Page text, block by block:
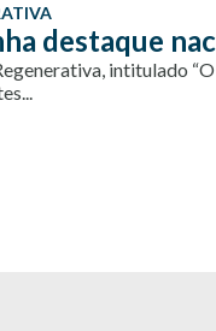
destaque
intitulado “O